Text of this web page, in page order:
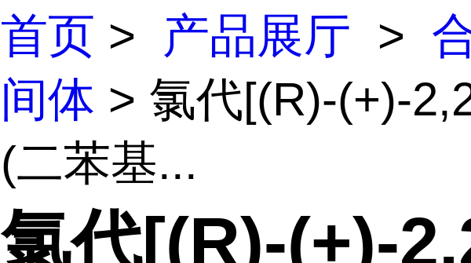
首页 > 产品展厅 >
间体 > 氯代[(R)-(+)-
(二苯基...
氯代[(R)-(+)-